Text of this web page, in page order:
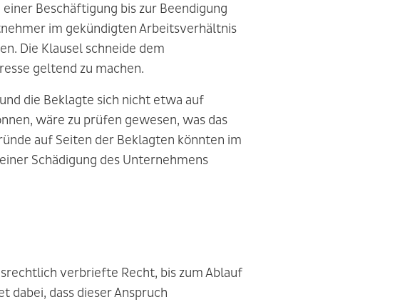
Beschäftigung bis zur Beendigung
im gekündigten Arbeitsverhältnis
Die Klausel schneide dem
geltend zu machen.
die Beklagte sich nicht etwa auf
wäre zu prüfen gewesen, was das
auf Seiten der Beklagten könnten im
Schädigung des Unternehmens
verbriefte Recht, bis zum Ablauf
dabei, dass dieser Anspruch